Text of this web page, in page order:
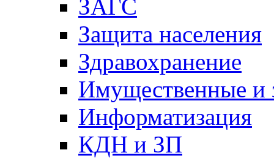
ЗАГС
Защита населения
Здравохранение
Имущественные и
Информатизация
КДН и ЗП